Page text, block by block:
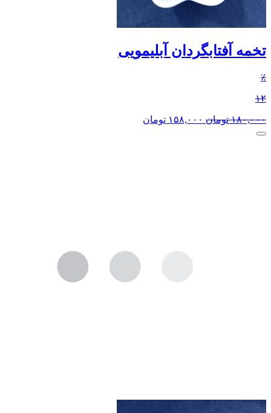
تخمه آفتابگردان آبلیمویی
٪
۱۲
۱۸۰,۰۰۰ تومان ۱۵۸,۰۰۰ تومان